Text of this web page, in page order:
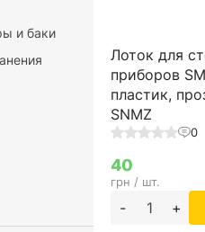
и баки
Лоток для
приборов
пластик,
SNMZ
0
40
грн / шт.
- +